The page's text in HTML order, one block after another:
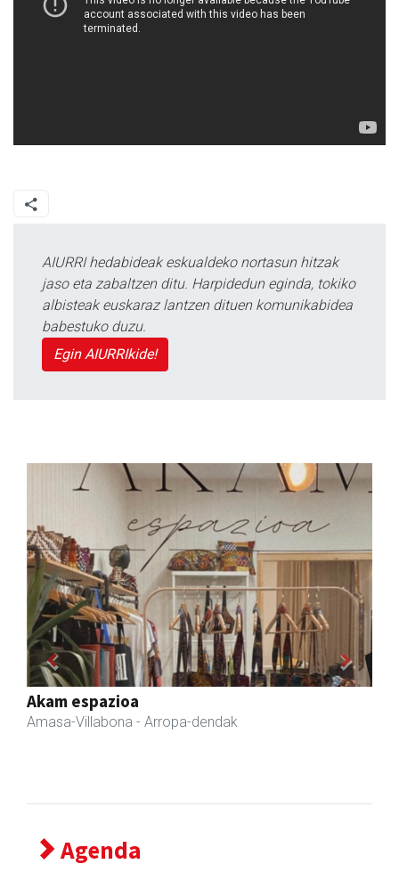
AIURRI hedabideak eskualdeko nortasun hitzak
jaso eta zabaltzen ditu. Harpidedun eginda, tokiko
albisteak euskaraz lantzen dituen komunikabidea
babestuko duzu.
Egin AIURRIkide!
Zubimusu Ikastola
Amasa-Villabona - Hezkuntza
Previous Next
Agenda